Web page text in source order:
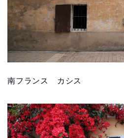
南フランス カシス